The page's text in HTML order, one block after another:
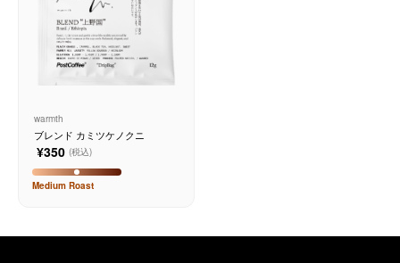
warmth
ブレンド カミツケノクニ
¥350 (税込)
Medium Roast